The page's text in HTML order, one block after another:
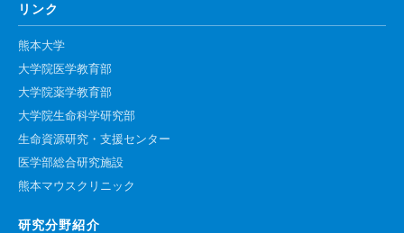
組織標本作製・HE染色
質量分析
高速シーケンサー解析
顕微鏡・画像解析支援
共通実験室・培養室利用
バイオインフォマティクス
研究試料供給
In situ hybridization
リンク
熊本大学
大学院医学教育部
大学院薬学教育部
大学院生命科学研究部
生命資源研究・支援センター
医学部総合研究施設
熊本マウスクリニック
研究分野紹介